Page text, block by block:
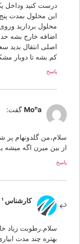
درست کنید وداخل یک
این محلول بمدت پنج
محلول بردارید وروی
اضافه خارج بشه حدود
اصلی انتقال بدید سعی
کم بشه تا دوبار مشکلی
Mona گفت:
گلدونهام پر شده
بین میرن اگه میشه یه
کارشناس 1 گفت:
سلام.رطوبت زیاد خاک
بهتره چند مدت ابیاری